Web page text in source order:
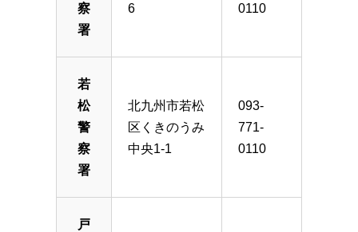
察
署
6
0110
若
松
警
察
署
北九州市若松
区くきのうみ
中央1-1
093-
771-
0110
戸